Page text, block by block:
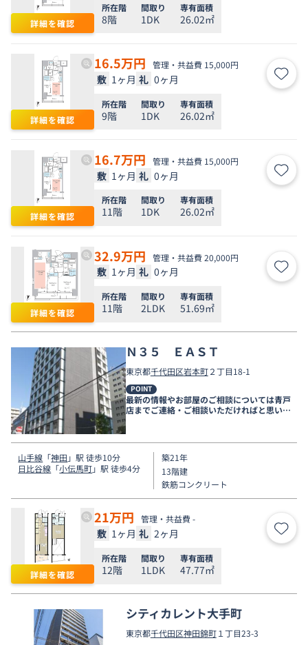
詳細を確認
所在階
8階
間取り
1DK
専有面積
26.02㎡
詳細を確認
16.5万円 管理・共益費 15,000円
敷 1ヶ月 礼 0ヶ月 お気
所在階
9階
間取り
1DK
専有面積
26.02㎡
詳細を確認
16.7万円 管理・共益費 15,000円
敷 1ヶ月 礼 0ヶ月 お気
所在階
11階
間取り
1DK
専有面積
26.02㎡
詳細を確認
32.9万円 管理・共益費 20,000円
敷 1ヶ月 礼 0ヶ月 お気
所在階
11階
間取り
2LDK
専有面積
51.69㎡
Ｎ３５ ＥＡＳＴ
東京都千代田区岩本町２丁目18-1
POINT
最新の情報やお部屋のご相談については青戸
店までご連絡・ご相談いただければと思いま
す。
山手線 「神田 」駅 徒歩10分
日比谷線 「小伝馬町」駅 徒歩4分
築21年
13階建
鉄筋コンクリート
詳細を確認
21万円 管理・共益費 -
敷 1ヶ月 礼 2ヶ月 お気
所在階
12階
間取り
1LDK
専有面積
47.77㎡
シティカレント大手町
東京都千代田区神田錦町１丁目23-3